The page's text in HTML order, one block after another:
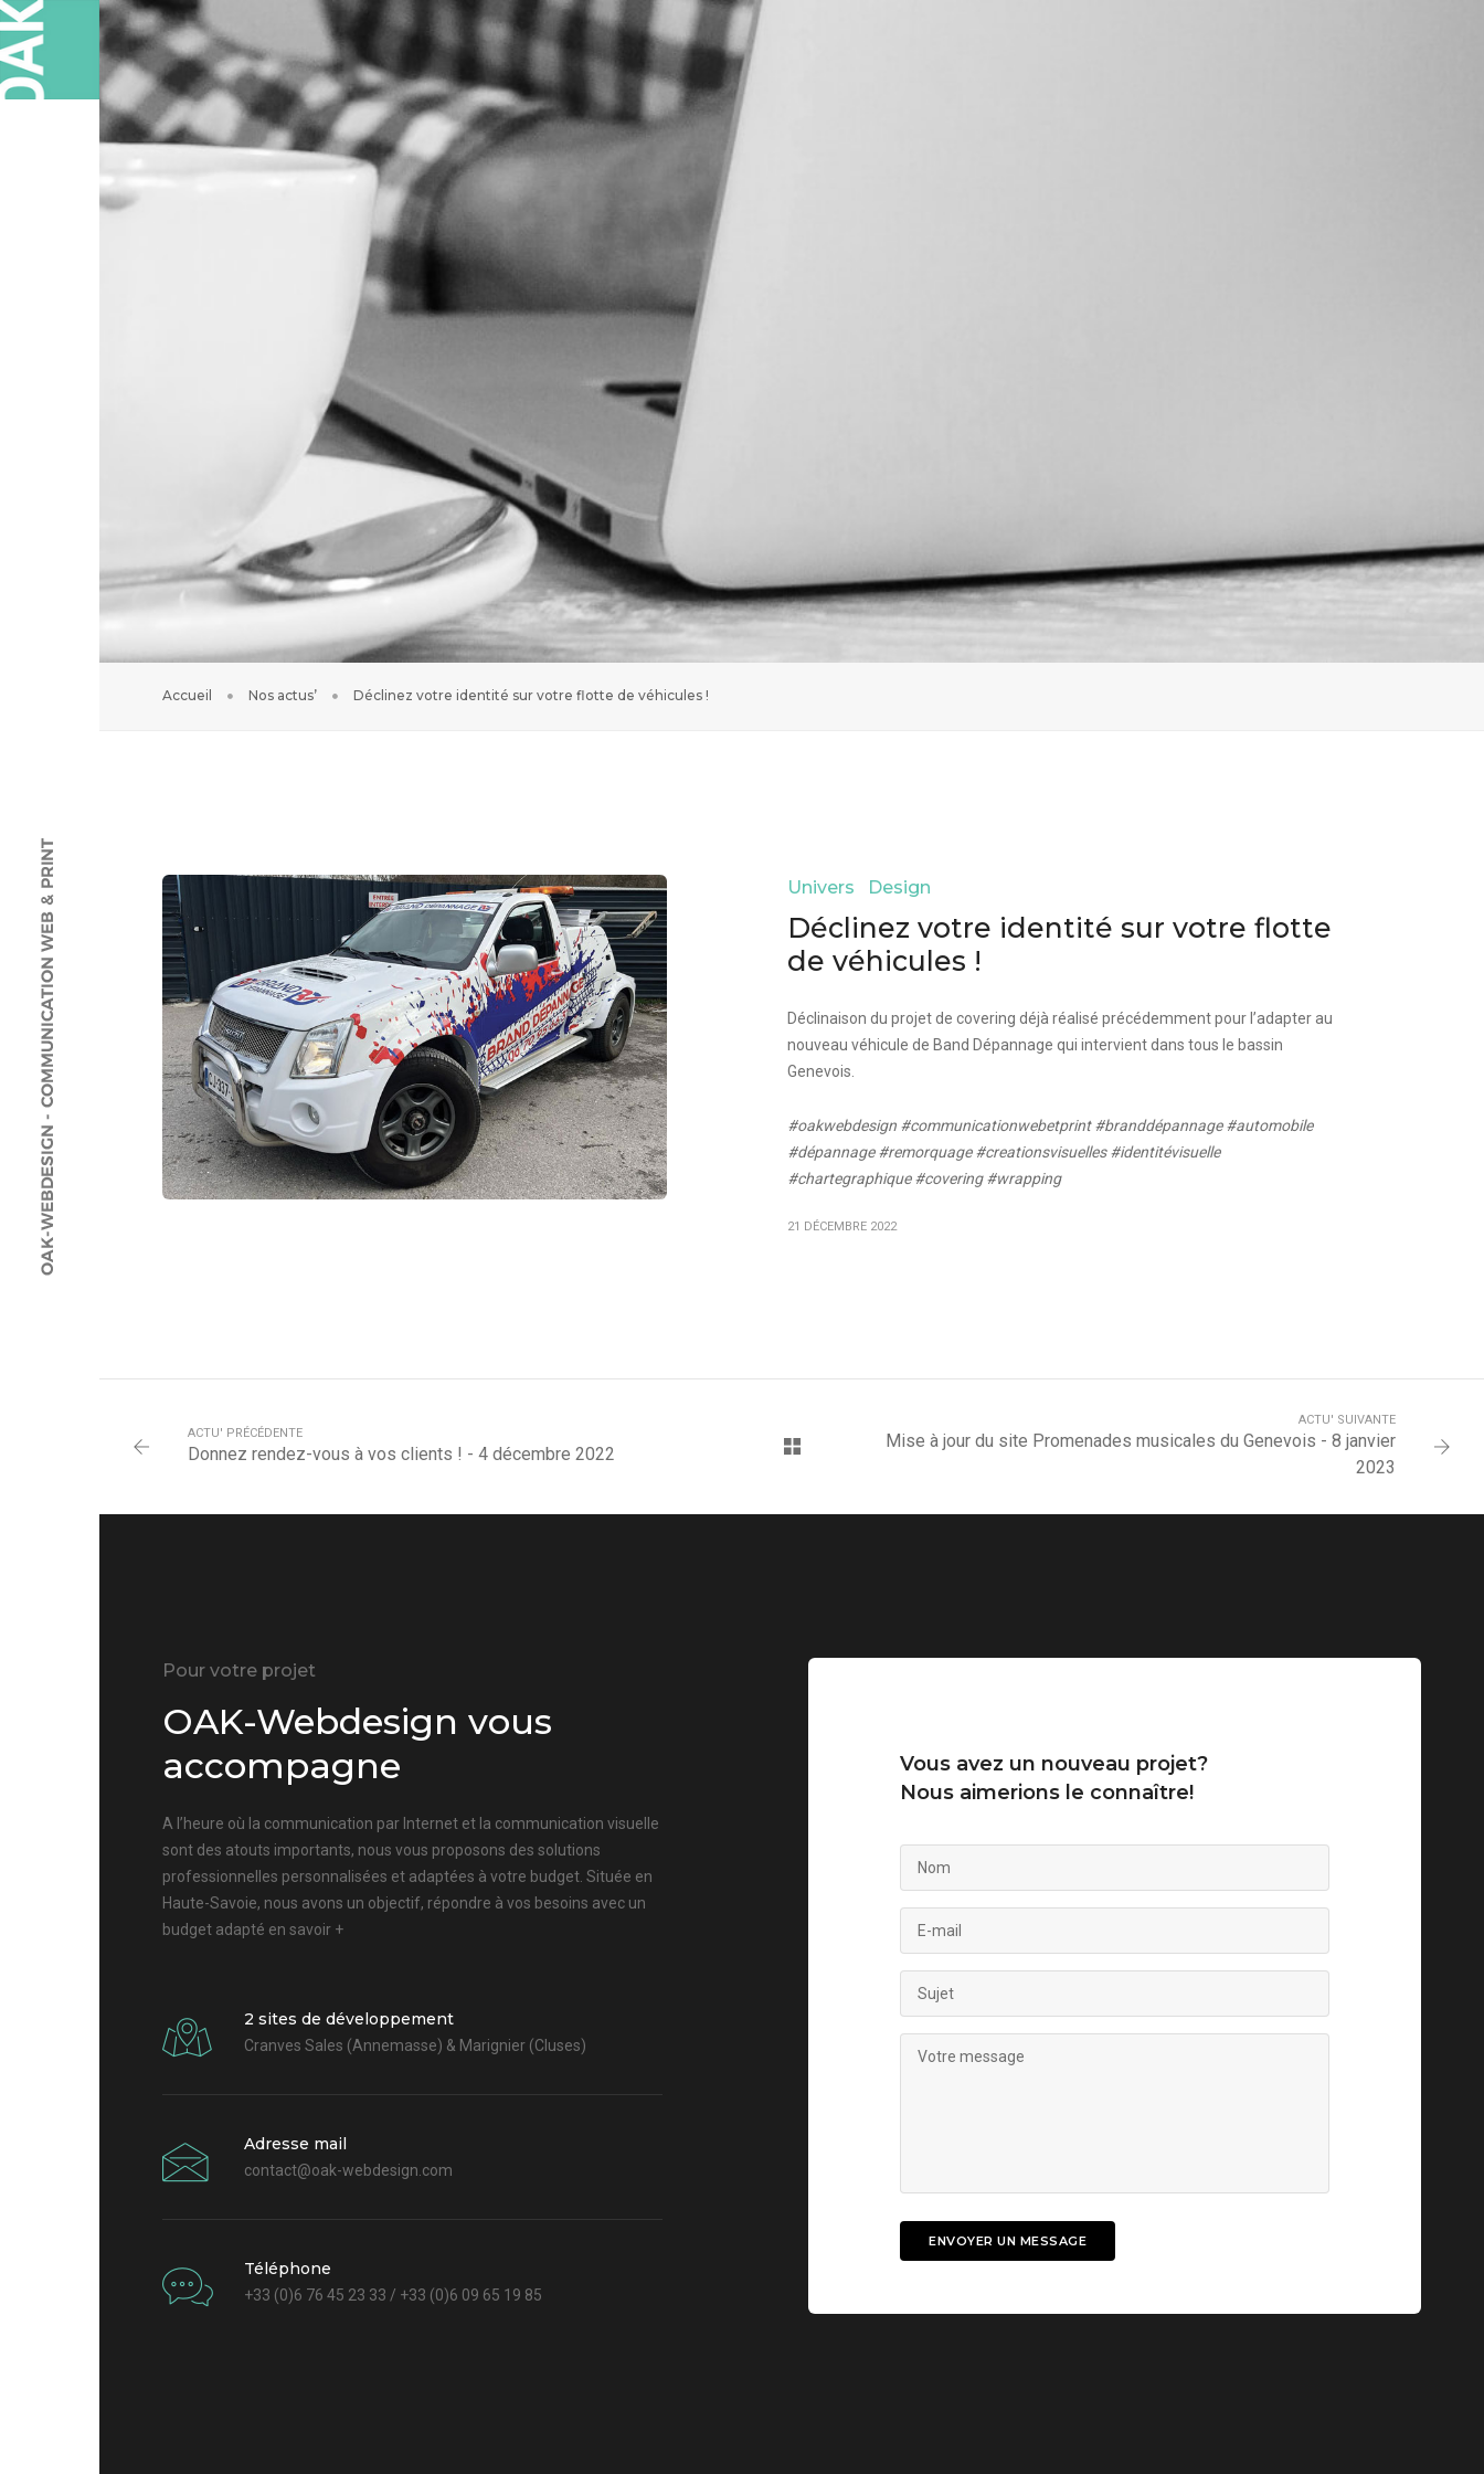
Accueil Nos actus’ Déclinez votre identité sur votre flotte de véhicules !
Univers Design
Déclinez votre identité sur votre flotte
de véhicules !
Déclinaison du projet de covering déjà réalisé précédemment pour l’adapter au
nouveau véhicule de Band Dépannage qui intervient dans tous le bassin
Genevois.
#oakwebdesign #communicationwebetprint #branddépannage #automobile
#dépannage #remorquage #creationsvisuelles #identitévisuelle
#chartegraphique #covering #wrapping
21 DÉCEMBRE 2022
ACTU' PRÉCÉDENTE
Donnez rendez-vous à vos clients ! - 4 décembre 2022
ACTU' SUIVANTE
Mise à jour du site Promenades musicales du Genevois - 8 janvier
2023
Pour votre projet
OAK-Webdesign vous
accompagne
A l’heure où la communication par Internet et la communication visuelle
sont des atouts importants, nous vous proposons des solutions
professionnelles personnalisées et adaptées à votre budget. Située en
Haute-Savoie, nous avons un objectif, répondre à vos besoins avec un
budget adapté en savoir +
2 sites de développement
Cranves Sales (Annemasse) & Marignier (Cluses)
Adresse mail
contact@oak-webdesign.com
Téléphone
+33 (0)6 76 45 23 33 / +33 (0)6 09 65 19 85
Vous avez un nouveau projet?
Nous aimerions le connaître!